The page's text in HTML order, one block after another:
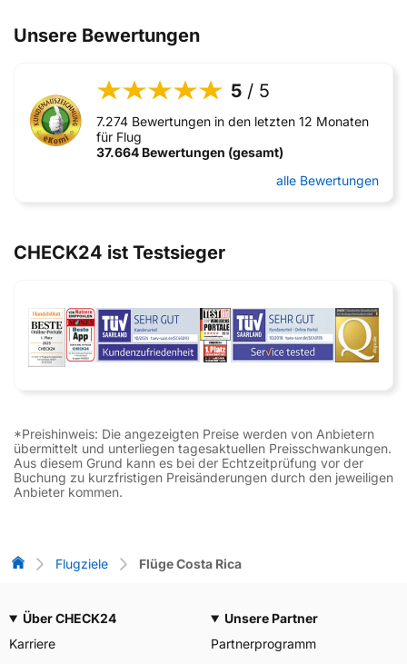
Unsere Bewertungen
5 / 5
7.274 Bewertungen in den letzten 12 Monaten
für Flug
37.664 Bewertungen (gesamt)
alle Bewertungen
CHECK24 ist Testsieger
*Preishinweis: Die angezeigten Preise werden von Anbietern
übermittelt und unterliegen tagesaktuellen Preisschwankungen.
Aus diesem Grund kann es bei der Echtzeitprüfung vor der
Buchung zu kurzfristigen Preisänderungen durch den jeweiligen
Anbieter kommen.
Flug-Vergleich
Flugziele Flüge Costa Rica
Über CHECK24
Karriere
Unsere Partner
Partnerprogramm